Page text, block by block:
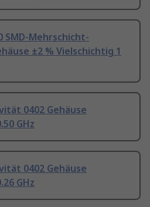
SMD-Mehrschicht-
±2 % Vielschichtig 1
0402 Gehäuse
GHz
0402 Gehäuse
GHz